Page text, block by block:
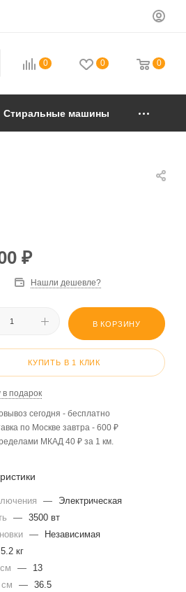
0 0 0
Стиральные машины
₽
Нашли дешевле?
В КОРЗИНУ
КУПИТЬ В 1 КЛИК
в подарок
сегодня - бесплатно
по Москве завтра - 600 ₽
МКАД 40 ₽ за 1 км.
—
Электрическая
— 3500 вт
—
Независимая
5.2 кг
—
13
см
— 36.5